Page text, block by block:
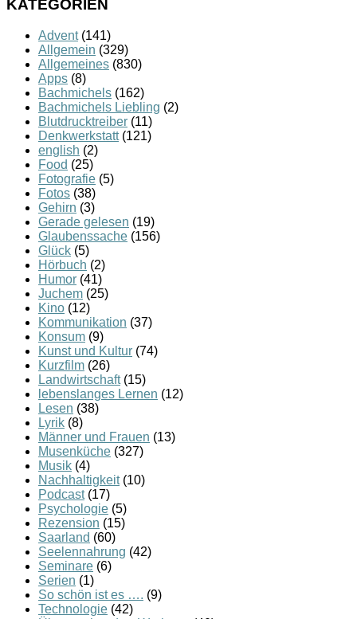
KATEGORIEN
Advent(141)
Allgemein (329)
Allgemeines (830)
Apps (8)
Bachmichels (162)
Bachmichels Liebling (2)
Blutdrucktreiber (11)
Denkwerkstatt(121)
english (2)
Food (25)
Fotografie (5)
Fotos (38)
Gehirn (3)
Gerade gelesen (19)
Glaubenssache (156)
Glück (5)
Hörbuch (2)
Humor (41)
Juchem (25)
Kino (12)
Kommunikation (37)
Konsum (9)
Kunst und Kultur (74)
Kurzfilm (26)
Landwirtschaft(15)
lebenslanges Lernen (12)
Lesen (38)
Lyrik (8)
Männer und Frauen (13)
Musenküche (327)
Musik (4)
Nachhaltigkeit(10)
Podcast(17)
Psychologie (5)
Rezension (15)
Saarland (60)
Seelennahrung (42)
Seminare (6)
Serien (1)
So schön ist es …. (9)
Technologie (42)